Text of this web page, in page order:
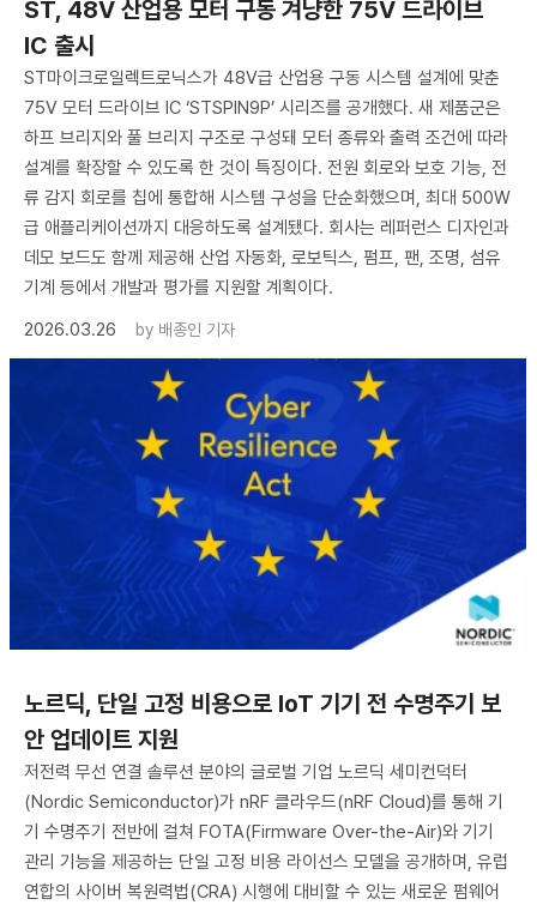
ST, 48V 산업용 모터 구동 겨냥한 75V 드라이브
IC 출시
ST마이크로일렉트로닉스가 48V급 산업용 구동 시스템 설계에 맞춘
75V 모터 드라이브 IC ‘STSPIN9P’ 시리즈를 공개했다. 새 제품군은
하프 브리지와 풀 브리지 구조로 구성돼 모터 종류와 출력 조건에 따라
설계를 확장할 수 있도록 한 것이 특징이다. 전원 회로와 보호 기능, 전
류 감지 회로를 칩에 통합해 시스템 구성을 단순화했으며, 최대 500W
급 애플리케이션까지 대응하도록 설계됐다. 회사는 레퍼런스 디자인과
데모 보드도 함께 제공해 산업 자동화, 로보틱스, 펌프, 팬, 조명, 섬유
기계 등에서 개발과 평가를 지원할 계획이다.
2026.03.26
by 배종인 기자
노르딕, 단일 고정 비용으로 IoT 기기 전 수명주기 보
안 업데이트 지원
저전력 무선 연결 솔루션 분야의 글로벌 기업 노르딕 세미컨덕터
(Nordic Semiconductor)가 nRF 클라우드(nRF Cloud)를 통해 기
기 수명주기 전반에 걸쳐 FOTA(Firmware Over-the-Air)와 기기
관리 기능을 제공하는 단일 고정 비용 라이선스 모델을 공개하며, 유럽
연합의 사이버 복원력법(CRA) 시행에 대비할 수 있는 새로운 펌웨어